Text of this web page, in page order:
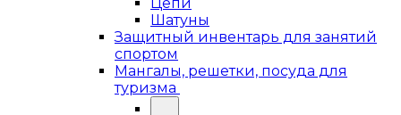
Шатуны
Защитный инвентарь для занятий
спортом
Мангалы, решетки, посуда для
туризма